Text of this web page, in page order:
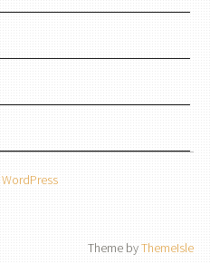
WordPress
Theme byThemeIsle